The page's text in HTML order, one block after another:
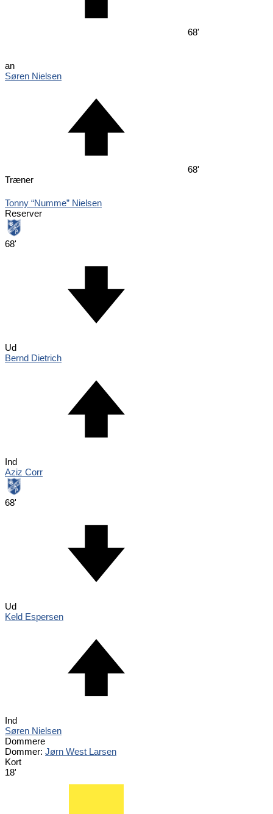
68'
an
Søren Nielsen
68'
Træner
Tonny “Numme” Nielsen
Reserver
68'
Ud
Bernd Dietrich
Ind
Aziz Corr
68'
Ud
Keld Espersen
Ind
Søren Nielsen
Dommere
Dommer: Jørn West Larsen
Kort
18'